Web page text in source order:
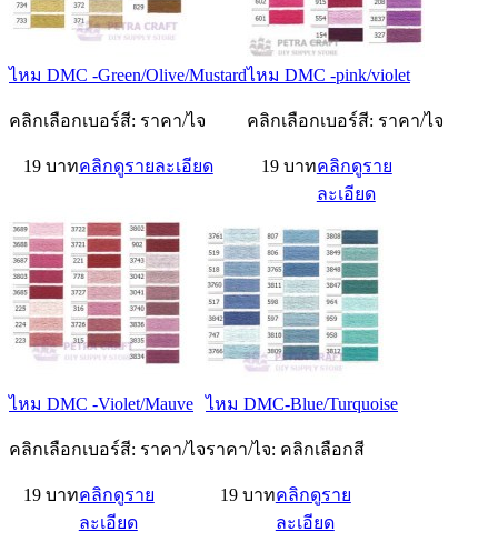
ไหม DMC -Green/Olive/Mustard
คลิกเลือกเบอร์สี: ราคา/ไจ
19 บาทคลิกดูรายละเอียด
ไหม DMC -pink/violet
คลิกเลือกเบอร์สี: ราคา/ไจ
19 บาทคลิกดูราย
ละเอียด
ไหม DMC -Violet/Mauve
คลิกเลือกเบอร์สี: ราคา/ไจ
19 บาทคลิกดูราย
ละเอียด
ไหม DMC-Blue/Turquoise
ราคา/ไจ: คลิกเลือกสี
19 บาทคลิกดูราย
ละเอียด